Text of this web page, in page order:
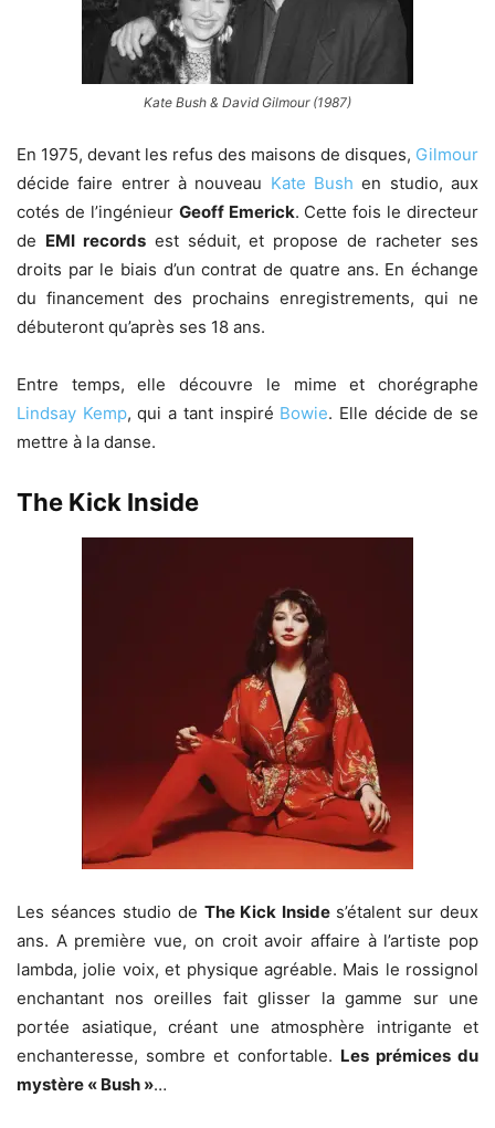
Kate Bush & David Gilmour (1987)
En 1975, devant les refus des maisons de disques, Gilmour
décide faire entrer à nouveau Kate Bush en studio, aux
cotés de l’ingénieur Geoff Emerick. Cette fois le directeur
de EMI recordsest séduit, et propose de racheter ses
droits par le biais d’un contrat de quatre ans. En échange
du financement des prochains enregistrements, qui ne
débuteront qu’après ses 18 ans.
Entre temps, elle découvre le mime et chorégraphe
Lindsay Kemp, qui a tant inspiré Bowie. Elle décide de se
mettre à la danse.
The Kick Inside
Les séances studio de The Kick Inside s’étalent sur deux
ans. A première vue, on croit avoir affaire à l’artiste pop
lambda, jolie voix, et physique agréable. Mais le rossignol
enchantant nos oreilles fait glisser la gamme sur une
portée asiatique, créant une atmosphère intrigante et
enchanteresse, sombre et confortable. Les prémices du
mystère « Bush »…